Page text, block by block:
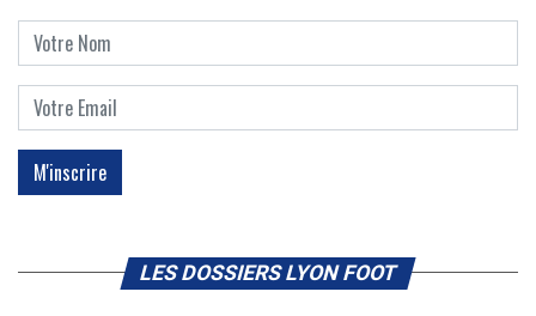
LES DOSSIERS LYON FOOT